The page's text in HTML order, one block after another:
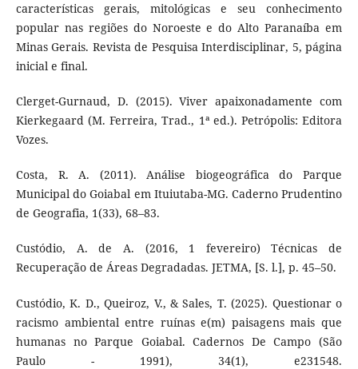
características gerais, mitológicas e seu conhecimento
popular nas regiões do Noroeste e do Alto Paranaíba em
Minas Gerais. Revista de Pesquisa Interdisciplinar, 5, página
inicial e final.
Clerget-Gurnaud, D. (2015). Viver apaixonadamente com
Kierkegaard (M. Ferreira, Trad., 1ª ed.). Petrópolis: Editora
Vozes.
Costa, R. A. (2011). Análise biogeográfica do Parque
Municipal do Goiabal em Ituiutaba-MG. Caderno Prudentino
de Geografia, 1(33), 68–83.
Custódio, A. de A. (2016, 1 fevereiro) Técnicas de
Recuperação de Áreas Degradadas. JETMA, [S. l.], p. 45–50.
Custódio, K. D., Queiroz, V., & Sales, T. (2025). Questionar o
racismo ambiental entre ruínas e(m) paisagens mais que
humanas no Parque Goiabal. Cadernos De Campo (São
Paulo - 1991), 34(1), e231548.